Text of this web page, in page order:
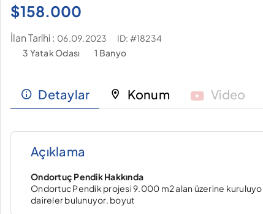
$158.000
İlan Tarihi : 06.09.2023
ID: #18234
3 Yatak Odası
1 Banyo
Detaylar Konum Video
Açıklama
Ondortuç Pendik Hakkında
Ondortuc Pendik projesi 9.000 m2 alan üzerine
daireler bulunuyor. boyut